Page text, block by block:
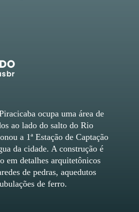
ocupa uma área de
ao lado do salto do Rio
a 1ª Estação de Captação
da cidade. A construção é
em detalhes arquitetônicos
de pedras, aquedutos
de ferro.